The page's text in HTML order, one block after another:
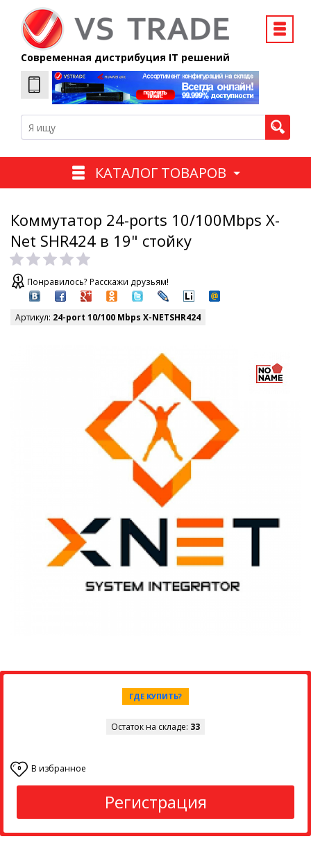
Современная дистрибуция IT решений
КАТАЛОГ ТОВАРОВ
Коммутатор 24-ports 10/100Mbps X-
Net SHR424 в 19" стойку
Понравилось? Расскажи друзьям!
Артикул: 24-port 10/100 Mbps X-NETSHR424
ГДЕ КУПИТЬ?
Остаток на складе: 33
0 В избранное
Регистрация